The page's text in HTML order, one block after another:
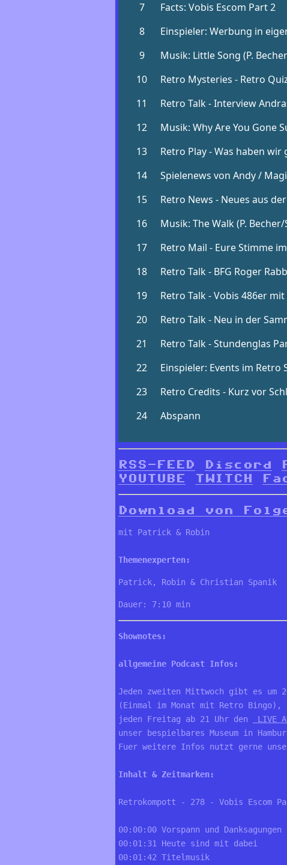
RSS-FEED Discord
YOUTUBE
TWITCH
Download von
mit Patrick & Robin
Themenexperten:
Patrick, Robin & Christian Spanik
Dauer: 7:10 min
Shownotes:
allgemeine Podcast Infos:
Jeden zweiten Mittwoch gibt es um
(Einmal im Monat mit Retro
jeden Freitag ab 21 Uhr den
LIVE
unser bespielbares Museum in
Fuer weitere Infos nutzt gerne
Inhalt & Zeitmarken:
Retrokompott - 278 - Vobis Escom
00:00:00 Vorspann und Danksagungen
00:01:31 Heute sind mit dabei
00:01:42 Titelmusik